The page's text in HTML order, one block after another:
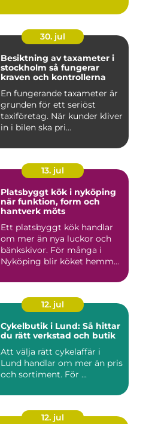
30. jul
Besiktning av taxameter i
stockholm så fungerar
kraven och kontrollerna
En fungerande taxameter är
grunden för ett seriöst
taxiföretag. När kunder kliver
in i bilen ska pri...
13. jul
Platsbyggt kök i nyköping
när funktion, form och
hantverk möts
Ett platsbyggt kök handlar
om mer än nya luckor och
bänkskivor. För många i
Nyköping blir köket hemm...
12. jul
Cykelbutik i Lund: Så hittar
du rätt verkstad och butik
Att välja rätt cykelaffär i
Lund handlar om mer än pris
och sortiment. För ...
12. jul